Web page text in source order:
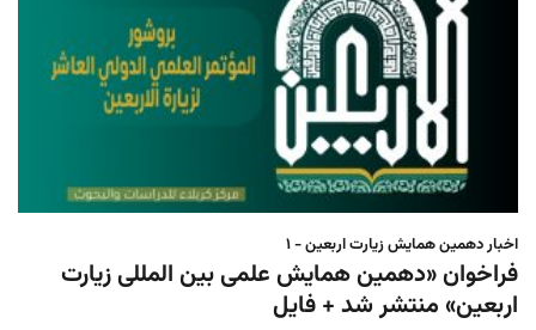
اخبار دهمین همایش زیارت اربعین - ۱
فراخوان «دهمین همایش علمی بین المللی زیارت
اربعین» منتشر شد + فایل